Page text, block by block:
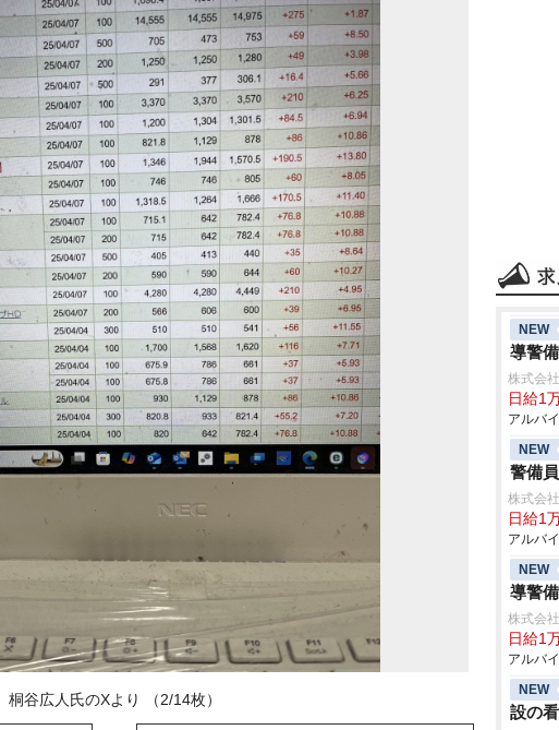
桐谷広人氏のXより （2/14枚）
NEW
導警
株式会
日給1
アルバ
NEW
警備
株式会
日給1
アルバ
NEW
導警
株式会
日給1
アルバ
NEW
設の